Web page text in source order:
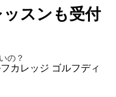
の？
スンも受付
カレッジ ゴルフディ